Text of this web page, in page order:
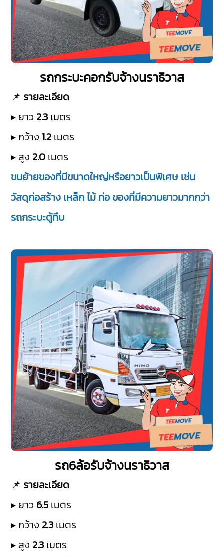
รถกระบะคอกรับจ้างนราธิวาส
📌 รายละเอียด
▸ ยาว 2.3 เมตร
▸ กว้าง 1.2 เมตร
▸ สูง 2.0 เมตร
ขนย้ายของที่มีขนาดใหญ่หรือยาวเป็นพิเศษ เช่น
วัสดุก่อสร้าง เหล็ก ไม้ ท่อ ของที่มีความยาวมากกว่า
รถกระบะตู้ทึบ
รถ6ล้อรับจ้างนราธิวาส
📌 รายละเอียด
▸ ยาว 6.5 เมตร
▸ กว้าง 2.3 เมตร
▸ สูง 2.3 เมตร